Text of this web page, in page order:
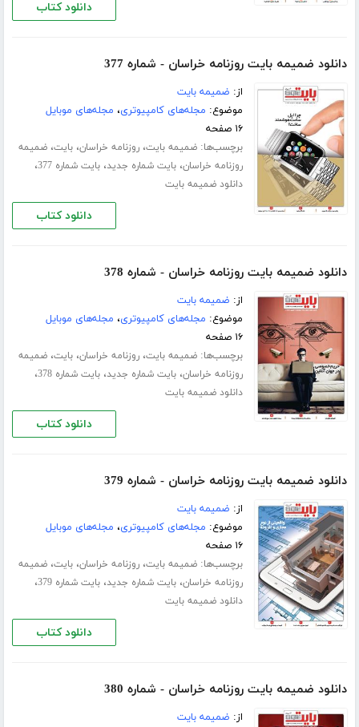
دانلود کتاب
دانلود ضمیمه بایت روزنامه خراسان - شماره 377
از: ضمیمه بایت
موضوع: مجله‌های کامپیوتری، مجله‌های موبایل
۱۶ صفحه
برچسب‌ها:ضمیمه بایت،روزنامه خراسان،بایت،ضمیمه
روزنامه خراسان،بایت شماره جدید،بایت شماره 377 ،
دانلود ضمیمه بایت
دانلود کتاب
دانلود ضمیمه بایت روزنامه خراسان - شماره 378
از: ضمیمه بایت
موضوع: مجله‌های کامپیوتری، مجله‌های موبایل
۱۶ صفحه
برچسب‌ها:ضمیمه بایت،روزنامه خراسان،بایت،ضمیمه
روزنامه خراسان،بایت شماره جدید،بایت شماره 378 ،
دانلود ضمیمه بایت
دانلود کتاب
دانلود ضمیمه بایت روزنامه خراسان - شماره 379
از: ضمیمه بایت
موضوع: مجله‌های کامپیوتری، مجله‌های موبایل
۱۶ صفحه
برچسب‌ها:ضمیمه بایت،روزنامه خراسان،بایت،ضمیمه
روزنامه خراسان،بایت شماره جدید،بایت شماره 379 ،
دانلود ضمیمه بایت
دانلود کتاب
دانلود ضمیمه بایت روزنامه خراسان - شماره 380
از: ضمیمه بایت